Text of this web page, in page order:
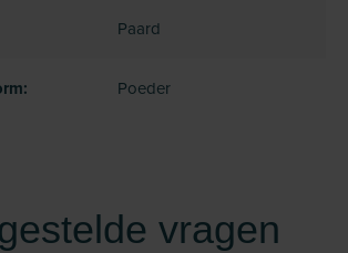
Paard
Poeder
vragen